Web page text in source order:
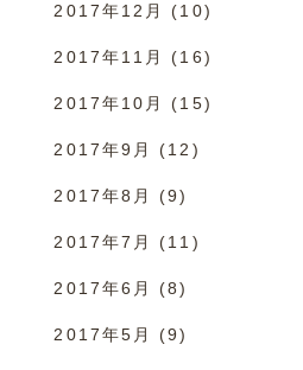
2017年12月 (10)
2017年11月 (16)
2017年10月 (15)
2017年9月 (12)
2017年8月 (9)
2017年7月 (11)
2017年6月 (8)
2017年5月 (9)